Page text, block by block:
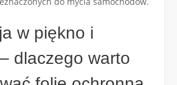
w piękno i
dlaczego warto